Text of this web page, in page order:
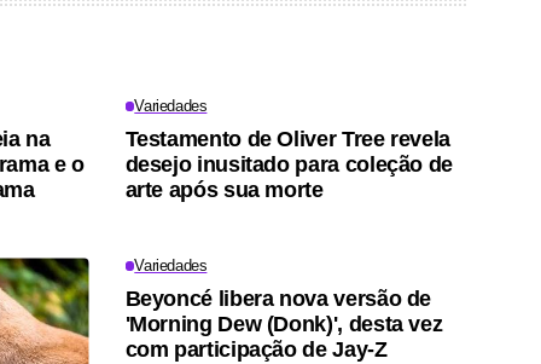
na
e o
Variedades
Testamento de Oliver Tree revela
desejo inusitado para coleção de
arte após sua morte
Variedades
Beyoncé libera nova versão de
'Morning Dew (Donk)', desta vez
com participação de Jay-Z